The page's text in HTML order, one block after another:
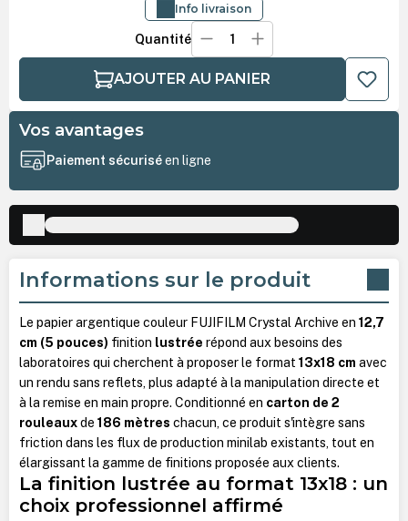
Info livraison
Quantité
AJOUTER AU PANIER
Vos avantages
Paiement sécuriséen ligne
Informations sur le produit
Le papier argentique couleur FUJIFILM Crystal Archive en 12,7
cm (5 pouces) finition lustrée répond aux besoins des
laboratoires qui cherchent à proposer le format 13x18 cm avec
un rendu sans reflets, plus adapté à la manipulation directe et
à la remise en main propre. Conditionné en carton de 2
rouleauxde 186 mètres chacun, ce produit s'intègre sans
friction dans les flux de production minilab existants, tout en
élargissant la gamme de finitions proposée aux clients.
La finition lustrée au format 13x18 : un
choix professionnel affirmé